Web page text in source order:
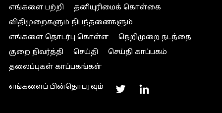
எங்களை பற்றி
தனியுரிமைக் கொள்கை
விதிமுறைகளும் நிபந்தனைகளும்
எங்களை தொடர்பு கொள்ள
நெறிமுறை நடத்தை
குறை நிவர்த்தி
செய்தி
செய்தி காப்பகம்
தலைப்புகள் காப்பகங்கள்
எங்களைப் பின்தொடரவும்